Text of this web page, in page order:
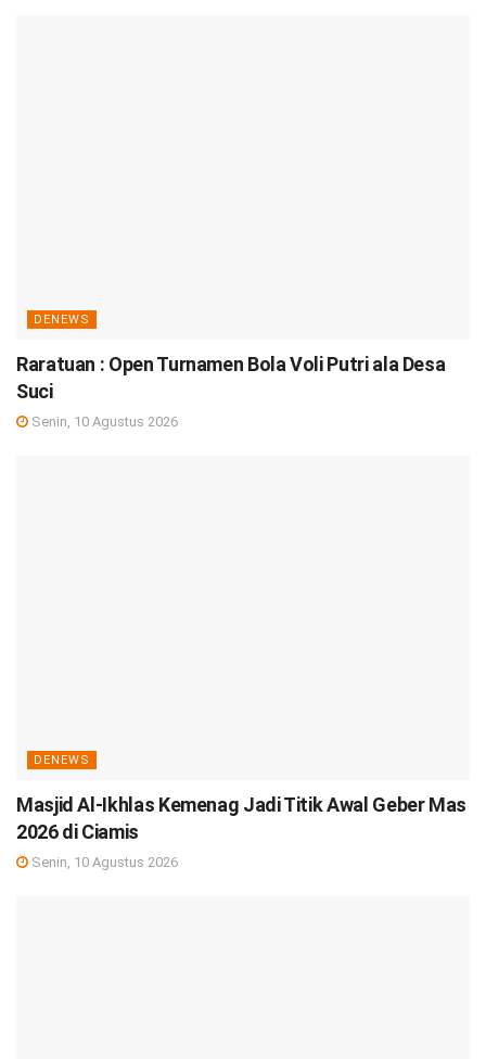
DENEWS
Raratuan : Open Turnamen Bola Voli Putri ala Desa
Suci
Senin, 10 Agustus 2026
DENEWS
Masjid Al-Ikhlas Kemenag Jadi Titik Awal Geber Mas
2026 di Ciamis
Senin, 10 Agustus 2026